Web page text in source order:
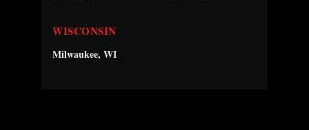
WISCONSIN
Milwaukee, WI